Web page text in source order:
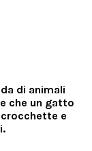
di animali
che un gatto
e